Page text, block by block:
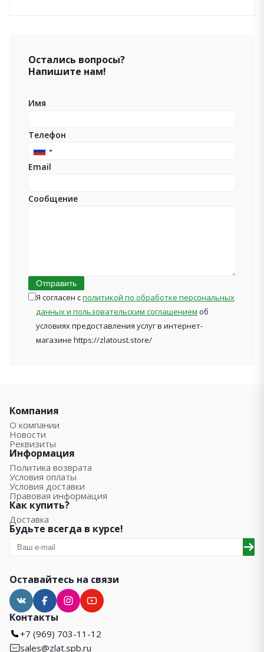
Остались вопросы?
Напишите нам!
Имя
Телефон
Russia
+7
Email
Сообщение
Отправить
Я согласен сполитикой по обработке персональных
данных и пользовательским соглашением об
условиях предоставления услуг в интернет-
магазине https://zlatoust.store/
Компания
О компании
Новости
Реквизиты
Информация
Политика возврата
Условия оплаты
Условия доставки
Правовая информация
Как купить?
Доставка
Будьте всегда в курсе!
Оставайтесь на связи
Контакты
+7 (969) 703-11-12
sales@zlat.spb.ru